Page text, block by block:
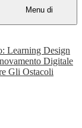
Menu di
Learning Design
Digitale
Gli Ostacoli